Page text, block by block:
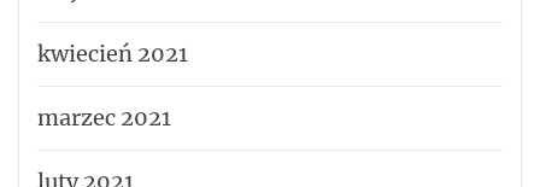
kwiecień 2021
marzec 2021
luty 2021